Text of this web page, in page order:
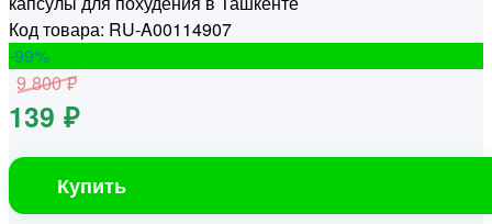
Код товара: RU-A00114907
-99%
9 800 ₽
139 ₽
Купить